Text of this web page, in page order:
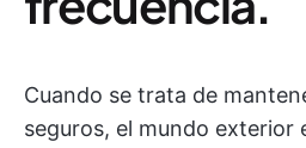
Cuando se trata de
seguros, el mundo exterior